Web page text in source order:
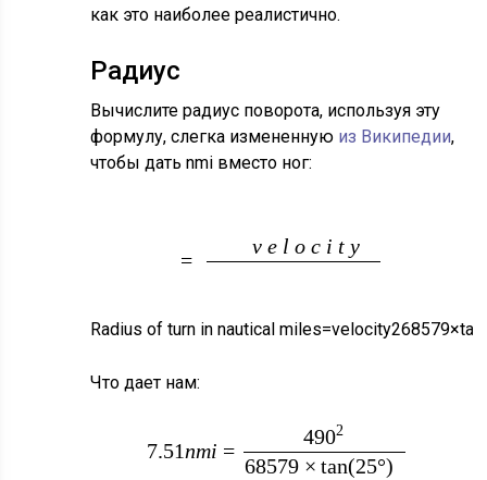
как это наиболее реалистично.
Радиус
Вычислите радиус поворота, используя эту
формулу, слегка измененную из Википедии,
чтобы дать nmi вместо ног:
RAdiuS oF TuRn i nautica
=
ve loc i ty
Radius of turn in nautica mi les=ve locity268579×tan
Что дает нам:
7.51nmi =
4902
68579 × tan(25°)